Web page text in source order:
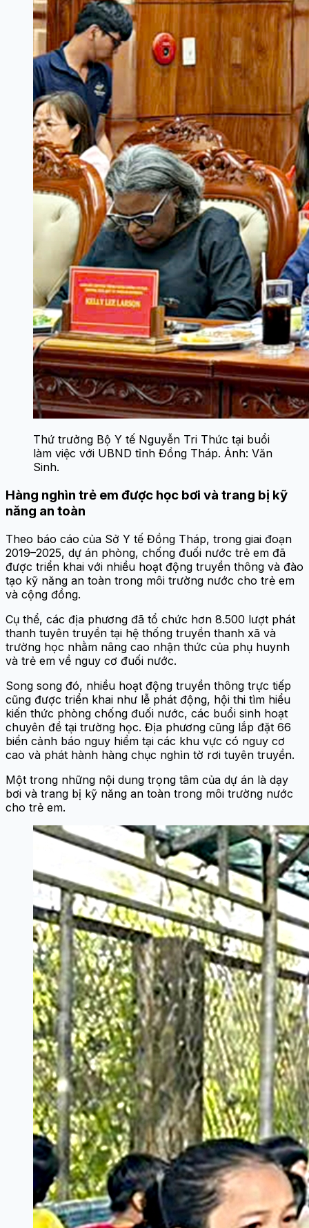
Thứ trưởng Bộ Y tế Nguyễn Tri Thức tại buổi
làm việc với UBND tỉnh Đồng Tháp. Ảnh: Văn
Sinh.
Hàng nghìn trẻ em được học bơi và trang bị kỹ
năng an toàn
Theo báo cáo của Sở Y tế Đồng Tháp, trong giai đoạn
2019–2025, dự án phòng, chống đuối nước trẻ em đã
được triển khai với nhiều hoạt động truyền thông và đào
tạo kỹ năng an toàn trong môi trường nước cho trẻ em
và cộng đồng.
Cụ thể, các địa phương đã tổ chức hơn 8.500 lượt phát
thanh tuyên truyền tại hệ thống truyền thanh xã và
trường học nhằm nâng cao nhận thức của phụ huynh
và trẻ em về nguy cơ đuối nước.
Song song đó, nhiều hoạt động truyền thông trực tiếp
cũng được triển khai như lễ phát động, hội thi tìm hiểu
kiến thức phòng chống đuối nước, các buổi sinh hoạt
chuyên đề tại trường học. Địa phương cũng lắp đặt 66
biển cảnh báo nguy hiểm tại các khu vực có nguy cơ
cao và phát hành hàng chục nghìn tờ rơi tuyên truyền.
Một trong những nội dung trọng tâm của dự án là dạy
bơi và trang bị kỹ năng an toàn trong môi trường nước
cho trẻ em.